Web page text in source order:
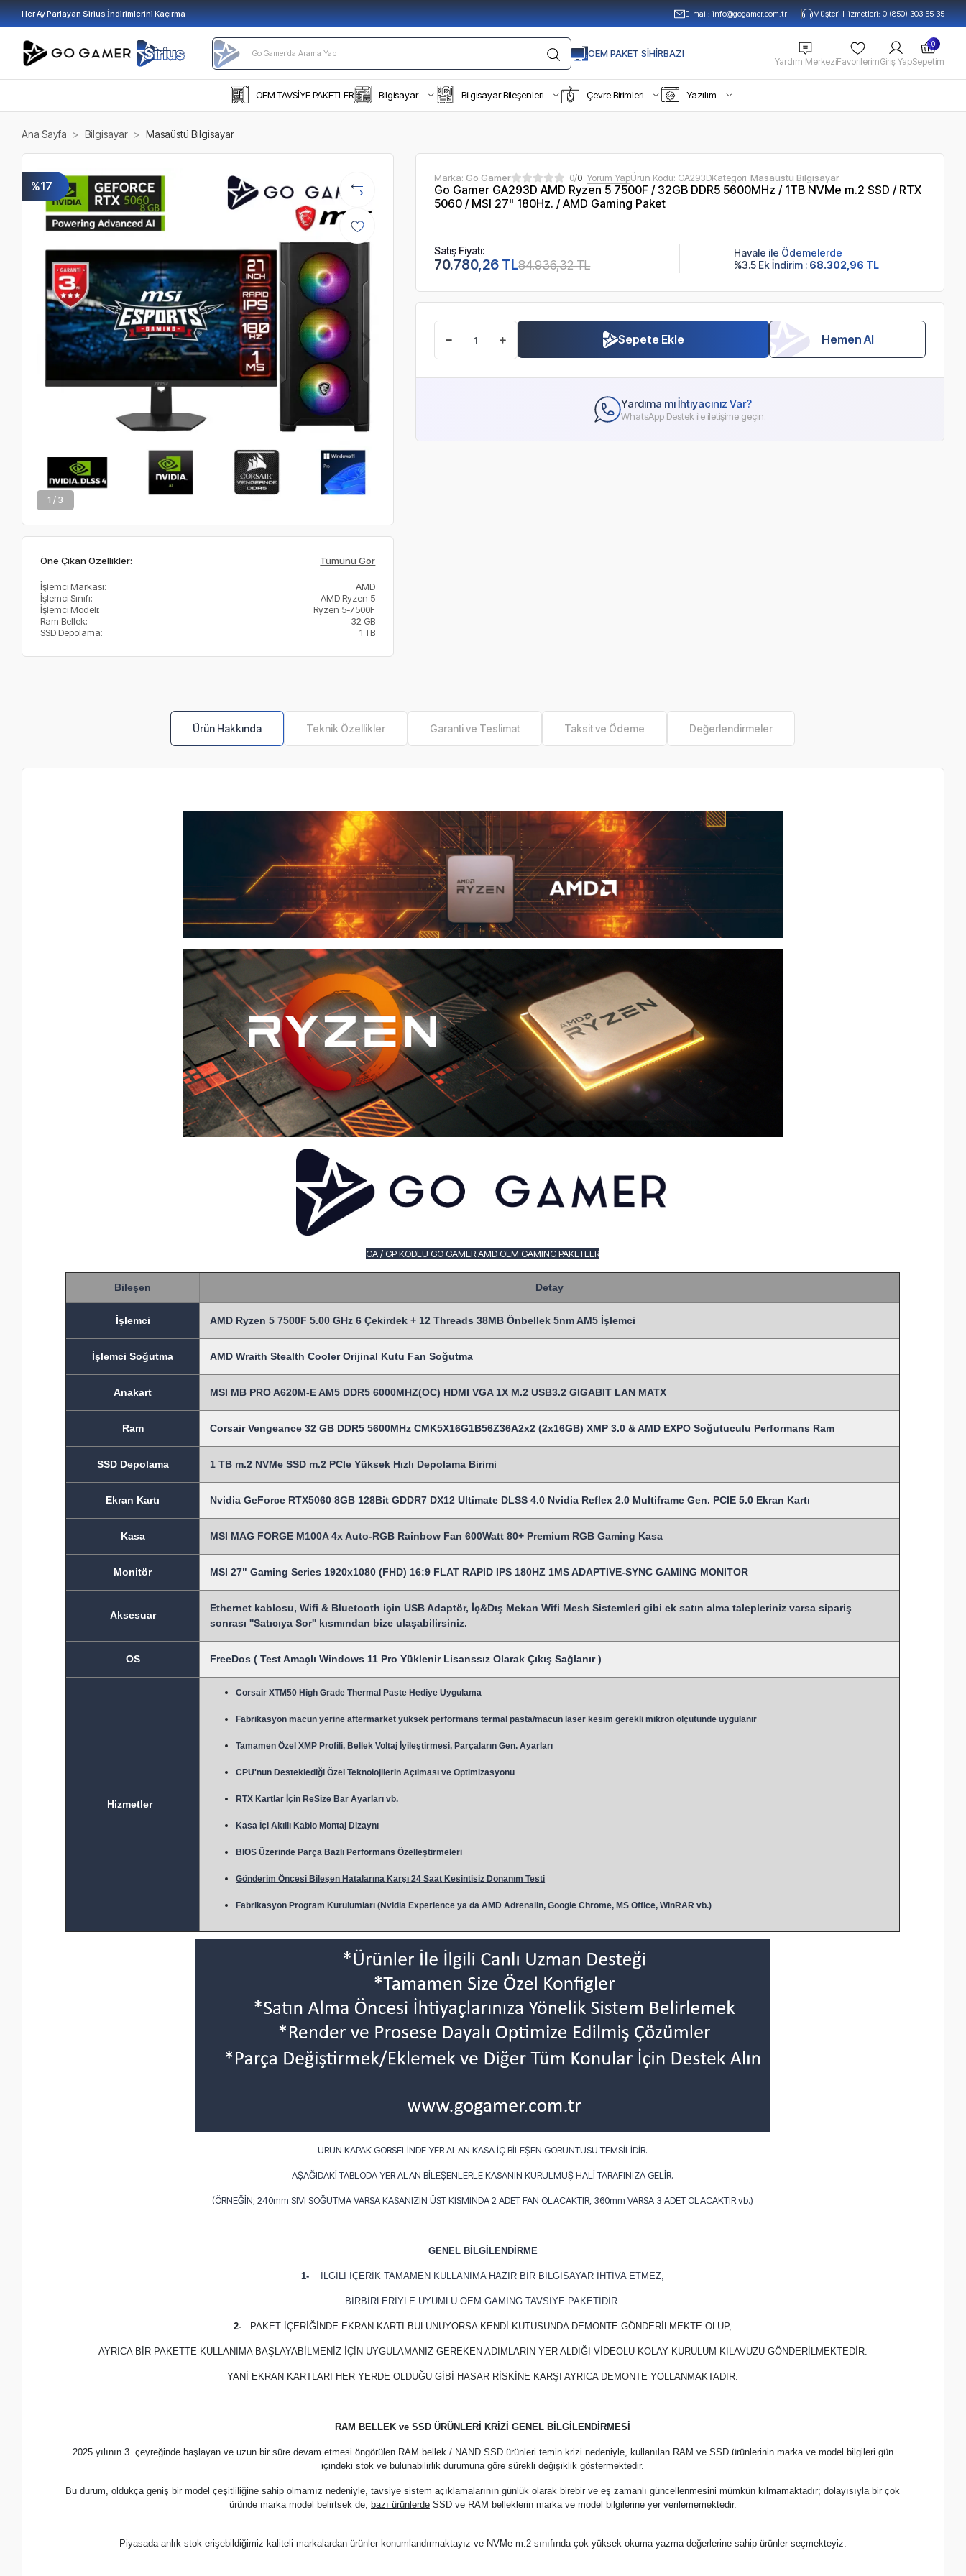
Her Ay Parlayan Sirius İndirimlerini Kaçırma E-mail:info@gogamer.com.tr Müşteri Hizmetleri: 0 (850) 303 55 35
OEM PAKET SIHIRBAZI
Yardım MerkeziFavorilerimGiriş Yap
0
Sepetim
OEM TAVSİYE PAKETLER Bilgisayar Bilgisayar Bileşenleri Çevre Birimleri Yazılım
Ana Sayfa Bilgisayar Masaüstü Bilgisayar
%17
2 / 3
Öne Çıkan Özellikler: Tümünü Gör
İşlemci Markası:
AMD
İşlemci Sınıfı:
AMD Ryzen 5
İşlemci Modeli:
Ryzen 5-7500F
Ram Bellek:
32 GB
SSD Depolama:
1 TB
Marka:Go Gamer 0/0 Yorum YapÜrün Kodu: GA293DKategori:Masaüstü Bilgisayar
Go Gamer GA293D AMD Ryzen 5 7500F / 32GB DDR5 5600MHz / 1TB NVMe m.2 SSD / RTX
5060 / MSI 27" 180Hz. / AMD Gaming Paket
Satış Fiyatı:
70.780,26 TL84.936,32 TL
Havale ile Ödemelerde
%3.5 Ek İndirim : 68.302,96 TL
Sepete Ekle Hemen Al
Yardıma mı İhtiyacınız Var?
WhatsApp Destek ile iletişime geçin.
Ürün Hakkında Teknik Özellikler Garanti ve Teslimat Taksit ve Ödeme Değerlendirmeler
GA / GP KODLU GO GAMER AMD OEM GAMING PAKETLER
Bileşen Detay
İşlemci AMD Ryzen 5 7500F 5.00 GHz 6 Çekirdek + 12 Threads 38MB Önbellek 5nm AM5 İşlemci
İşlemci Soğutma AMD Wraith Stealth Cooler Orijinal Kutu Fan Soğutma
Anakart MSI MB PRO A620M-E AM5 DDR5 6000MHZ(OC) HDMI VGA 1X M.2 USB3.2 GIGABIT LAN MATX
Ram Corsair Vengeance 32 GB DDR5 5600MHz CMK5X16G1B56Z36A2x2 (2x16GB) XMP 3.0 & AMD EXPO Soğutuculu Performans Ram
SSD Depolama 1 TB m.2 NVMe SSD m.2 PCIe Yüksek Hızlı Depolama Birimi
Ekran Kartı Nvidia GeForce RTX5060 8GB 128Bit GDDR7 DX12 Ultimate DLSS 4.0 Nvidia Reflex 2.0 Multiframe Gen. PCIE 5.0 Ekran Kartı
Kasa MSI MAG FORGE M100A 4x Auto-RGB Rainbow Fan 600Watt 80+ Premium RGB Gaming Kasa
Monitör MSI 27" Gaming Series 1920x1080 (FHD) 16:9 FLAT RAPID IPS 180HZ 1MS ADAPTIVE-SYNC GAMING MONITOR
Aksesuar
Ethernet kablosu, Wifi & Bluetooth için USB Adaptör, İç&Dış Mekan Wifi Mesh Sistemleri gibi ek satın alma talepleriniz varsa sipariş
sonrası ''Satıcıya Sor'' kısmından bize ulaşabilirsiniz.
OS FreeDos ( Test Amaçlı Windows 11 Pro Yüklenir Lisanssız Olarak Çıkış Sağlanır )
Hizmetler
Corsair XTM50 High Grade Thermal Paste Hediye Uygulama
Fabrikasyon macun yerine aftermarket yüksek performans termal pasta/macun laser kesim gerekli mikron ölçütünde uygulanır
Tamamen Özel XMP Profili, Bellek Voltaj İyileştirmesi, Parçaların Gen. Ayarları
CPU'nun Desteklediği Özel Teknolojilerin Açılması ve Optimizasyonu
RTX Kartlar İçin ReSize Bar Ayarları vb.
Kasa İçi Akıllı Kablo Montaj Dizaynı
BIOS Üzerinde Parça Bazlı Performans Özelleştirmeleri
Gönderim Öncesi Bileşen Hatalarına Karşı 24 Saat Kesintisiz Donanım Testi
Fabrikasyon Program Kurulumları (Nvidia Experience ya da AMD Adrenalin, Google Chrome, MS Office, WinRAR vb.)
ÜRÜN KAPAK GÖRSELİNDE YER ALAN KASA İÇ BİLEŞEN GÖRÜNTÜSÜ TEMSİLİDİR.
AŞAĞIDAKİ TABLODA YER ALAN BİLEŞENLERLE KASANIN KURULMUŞ HALİ TARAFINIZA GELİR.
(ÖRNEĞİN; 240mm SIVI SOĞUTMA VARSA KASANIZIN ÜST KISMINDA 2 ADET FAN OLACAKTIR, 360mm VARSA 3 ADET OLACAKTIR vb.)
GENEL BİLGİLENDİRME
1- İLGİLİ İÇERİK TAMAMEN KULLANIMA HAZIR BİR BİLGİSAYAR İHTİVA ETMEZ,
BİRBİRLERİYLE UYUMLU OEM GAMING TAVSİYE PAKETİDİR.
2- PAKET İÇERİĞİNDE EKRAN KARTI BULUNUYORSA KENDİ KUTUSUNDA DEMONTE GÖNDERİLMEKTE OLUP,
AYRICA BİR PAKETTE KULLANIMA BAŞLAYABİLMENİZ İÇİN UYGULAMANIZ GEREKEN ADIMLARIN YER ALDIĞI VİDEOLU KOLAY KURULUM KILAVUZU GÖNDERİLMEKTEDİR.
YANİ EKRAN KARTLARI HER YERDE OLDUĞU GİBİ HASAR RİSKİNE KARŞI AYRICA DEMONTE YOLLANMAKTADIR.
RAM BELLEK ve SSD ÜRÜNLERİ KRİZİ GENEL BİLGİLENDİRMESİ
2025 yılının 3. çeyreğinde başlayan ve uzun bir süre devam etmesi öngörülen RAM bellek / NAND SSD ürünleri temin krizi nedeniyle, kullanılan RAM ve SSD ürünlerinin marka ve model bilgileri gün
içindeki stok ve bulunabilirlik durumuna göre sürekli değişiklik göstermektedir.
Bu durum, oldukça geniş bir model çeşitliliğine sahip olmamız nedeniyle, tavsiye sistem açıklamalarının günlük olarak birebir ve eş zamanlı güncellenmesini mümkün kılmamaktadır; dolayısıyla bir çok
üründe marka model belirtsek de, bazı ürünlerdeSSD ve RAM belleklerin marka ve model bilgilerine yer verilememektedir.
Piyasada anlık stok erişebildiğimiz kaliteli markalardan ürünler konumlandırmaktayız ve NVMe m.2 sınıfında çok yüksek okuma yazma değerlerine sahip ürünler seçmekteyiz.